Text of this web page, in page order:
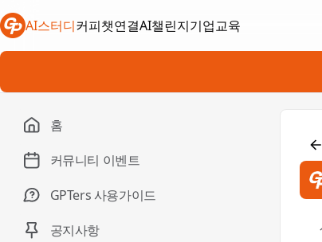
AI스터디커피챗연결
새 탭에서 열림AI챌린지
새 탭에서 열림
기업교육
새 탭에서 열림
홈
커뮤니티 이벤트
GPTers 사용가이드
공지사항